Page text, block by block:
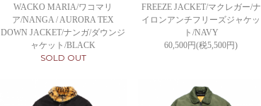
WACKO MARIA/ワコマリ
ア/NANGA / AURORA TEX
DOWN JACKET/ナンガ/ダウンジ
ャケット/BLACK
SOLD OUT
FREEZE JACKET/マクレガー/ナ
イロンアンチフリーズジャケッ
ト/NAVY
60,500円(税5,500円)